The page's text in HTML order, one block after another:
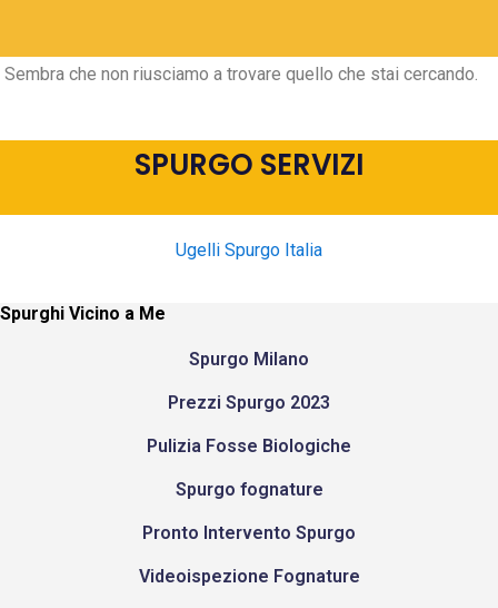
Sembra che non riusciamo a trovare quello che stai cercando.
SPURGO SERVIZI
Ugelli Spurgo Italia
Spurghi Vicino a Me
Spurgo Milano
Prezzi Spurgo 2023
Pulizia Fosse Biologiche
Spurgo fognature
Pronto Intervento Spurgo
Videoispezione Fognature